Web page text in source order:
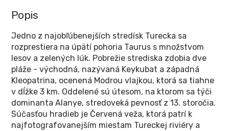
Popis
Jedno z najobľúbenejších stredísk Turecka sa
rozprestiera na úpätí pohoria Taurus s množstvom
lesov a zelených lúk. Pobrežie strediska zdobia dve
pláže - východná, nazývaná Keykubat a západná
Kleopatrina, ocenená Modrou vlajkou, ktorá sa tiahne
v dĺžke 3 km. Oddelené sú útesom, na ktorom sa týči
dominanta Alanye, stredoveká pevnosť z 13. storočia.
Súčasťou hradieb je Červená veža, ktorá patrí k
najfotografovanejším miestam Tureckej riviéry a